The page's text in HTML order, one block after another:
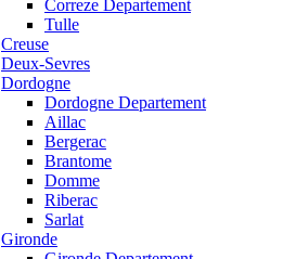
Correze Departement
Tulle
Creuse
Deux-Sevres
Dordogne
Dordogne Departement
Aillac
Bergerac
Brantome
Domme
Riberac
Sarlat
Gironde